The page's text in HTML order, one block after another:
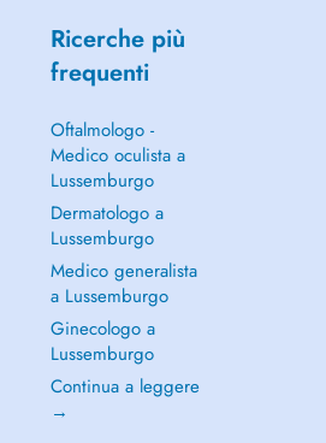
Ricerche più
frequenti
Oftalmologo -
Medico oculista a
Lussemburgo
Dermatologo a
Lussemburgo
Medico generalista
a Lussemburgo
Ginecologo a
Lussemburgo
Continua a leggere
→